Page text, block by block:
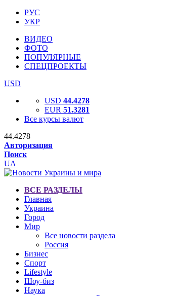
РУС
УКР
ВИДЕО
ФОТО
ПОПУЛЯРНЫЕ
СПЕЦПРОЕКТЫ
USD
USD 44.4278
EUR 51.3281
Все курсы валют
44.4278
Авторизация
Поиск
UA
ВСЕ РАЗДЕЛЫ
Главная
Украина
Город
Мир
Все новости раздела
Россия
Бизнес
Спорт
Lifestyle
Шоу-биз
Наука